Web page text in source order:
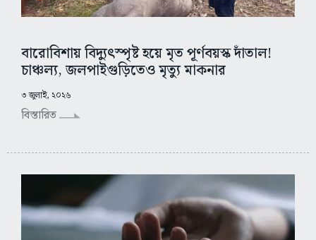
বারোবিশায় বিদ্যুৎস্পৃষ্ট হয়ে মৃত পূর্ণবয়স্ক দাঁতাল!
চাঞ্চল্য, জলপাইগুড়িতেও মৃত্যু মাকনার
৩ জুলাই, ২০২৬
বিস্তারিত